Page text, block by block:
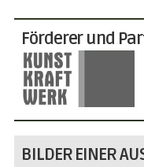
Förderer und
BILDER EINER